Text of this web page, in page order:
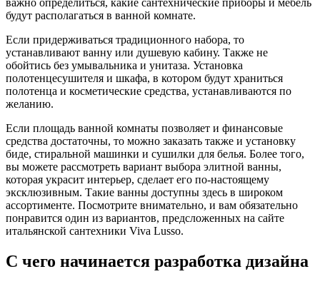
будут располагаться в ванной комнате.
Если придерживаться традиционного набора, то
устанавливают ванну или душевую кабину. Также не
обойтись без умывальника и унитаза. Установка
полотенцесушителя и шкафа, в котором будут храниться
полотенца и косметические средства, устанавливаются по
желанию.
Если площадь ванной комнаты позволяет и финансовые
средства достаточны, то можно заказать также и установку
биде, стиральной машинки и сушилки для белья. Более того,
вы можете рассмотреть вариант выбора элитной ванны,
которая украсит интерьер, сделает его по-настоящему
эксклюзивным. Такие ванны доступны здесь в широком
ассортименте. Посмотрите внимательно, и вам обязательно
понравится один из вариантов, предсложенных на сайте
итальянской сантехники Viva Lusso.
С чего начинается разработка дизайна